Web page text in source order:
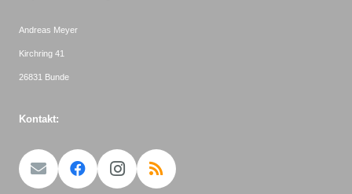
Andreas Meyer
Kirchring 41
26831 Bunde
Kontakt: